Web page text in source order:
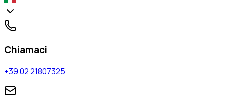
Chiamaci
+39 02 21807325